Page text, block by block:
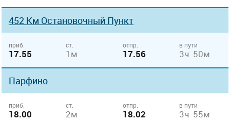
452 Км Остановочный Пункт
приб.
17.55
ст.
1м
отпр.
17.56
в пути
3ч 50м
Парфино
приб.
18.00
ст.
2м
отпр.
18.02
в пути
3ч 55м